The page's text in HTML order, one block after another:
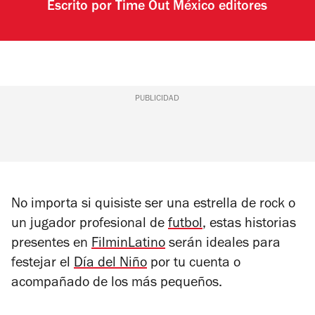
Escrito por Time Out México editores
PUBLICIDAD
No importa si quisiste ser una estrella de rock o
un jugador profesional de futbol, estas historias
presentes en FilminLatino serán ideales para
festejar el Día del Niño por tu cuenta o
acompañado de los más pequeños.